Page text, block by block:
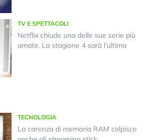
TV E SPETTACOLI
Netflix chiude una delle sue serie più
amate. La stagione 4 sarà l’ultima
TECNOLOGIA
La carenza di memoria RAM colpisce